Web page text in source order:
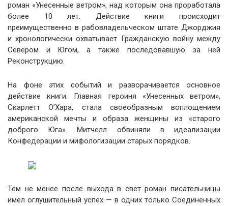
роман «Унесенные ветром», над которым она проработала
более 10 лет. Действие книги происходит
преимущественно в рабовладельческом штате Джорджия
и хронологически охватывает Гражданскую войну между
Севером и Югом, а также последовавшую за ней
Реконструкцию.
На фоне этих событий и разворачивается основное
действие книги. Главная героиня «Унесенных ветром»,
Скарлетт О’Хара, стала своеобразным воплощением
американской мечты и образа женщины из «старого
доброго Юга». Митчелл обвиняли в идеализации
Конфедерации и мифологизации старых порядков.
Тем не менее после выхода в свет роман писательницы
имел оглушительный успех — в одних только Соединенных